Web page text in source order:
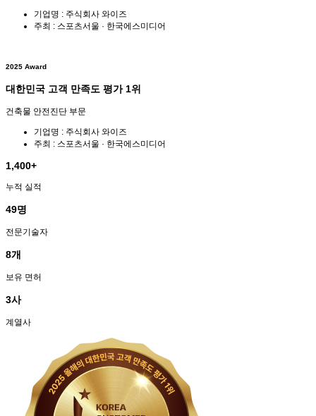
기업명 : 주식회사 와이즈
주최 : 스포츠서울 · 한국에스미디어
2025 Award
대한민국 고객 만족도 평가 1위
건축물 안전진단 부문
기업명 : 주식회사 와이즈
주최 : 스포츠서울 · 한국에스미디어
1,400+
누적 실적
49명
전문기술자
8개
보유 면허
3사
계열사